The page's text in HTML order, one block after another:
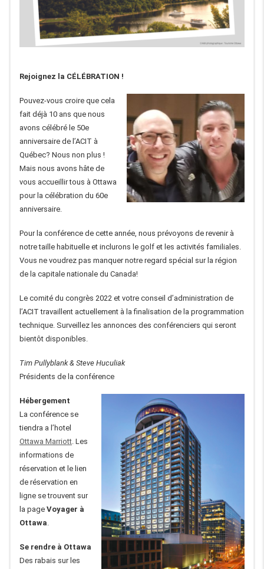
Rejoignez la CÉLÉBRATION !
Pouvez-vous croire que cela
fait déjà 10 ans que nous
avons célébré le 50e
anniversaire de l’ACIT à
Québec? Nous non plus !
Mais nous avons hâte de
vous accueillir tous à Ottawa
pour la célébration du 60e
anniversaire.
Pour la conférence de cette année, nous prévoyons de revenir à
notre taille habituelle et inclurons le golf et les activités familiales.
Vous ne voudrez pas manquer notre regard spécial sur la région
de la capitale nationale du Canada!
Le comité du congrès 2022 et votre conseil d’administration de
l’ACIT travaillent actuellement à la finalisation de la programmation
technique. Surveillez les annonces des conférenciers qui seront
bientôt disponibles.
Tim Pullyblank & Steve Huculiak
Présidents de la conférence
Hébergement
La conférence se
tiendra a l’hotel
Ottawa Marriott. Les
informations de
réservation et le lien
de réservation en
ligne se trouvent sur
la page Voyager à
Ottawa.
Se rendre à Ottawa
Des rabais sur les